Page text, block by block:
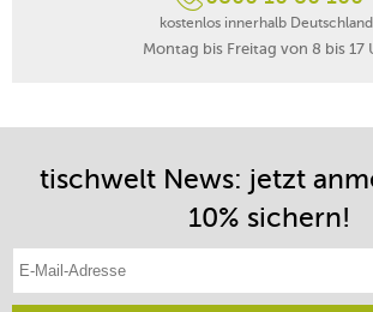
kostenlos innerhalb
Montag bis Freitag von 8 bis 17
tischwelt News: jetzt
10% sichern!